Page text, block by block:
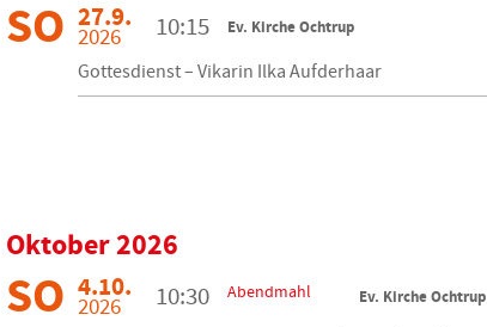
SO 27.9.
2026 10:15 Ev. Kirche Ochtrup
Gottesdienst – Vikarin Ilka Aufderhaar
Oktober 2026
SO 4.10.
2026 10:30 Abendmahl Ev. Kirche Ochtrup